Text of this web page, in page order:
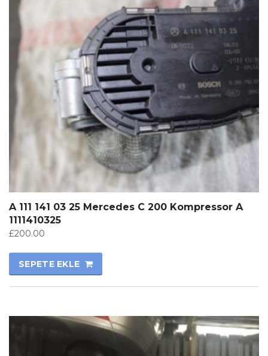
A 111 141 03 25 Mercedes C 200 Kompressor A
1111410325
£200.00
SEPETE EKLE